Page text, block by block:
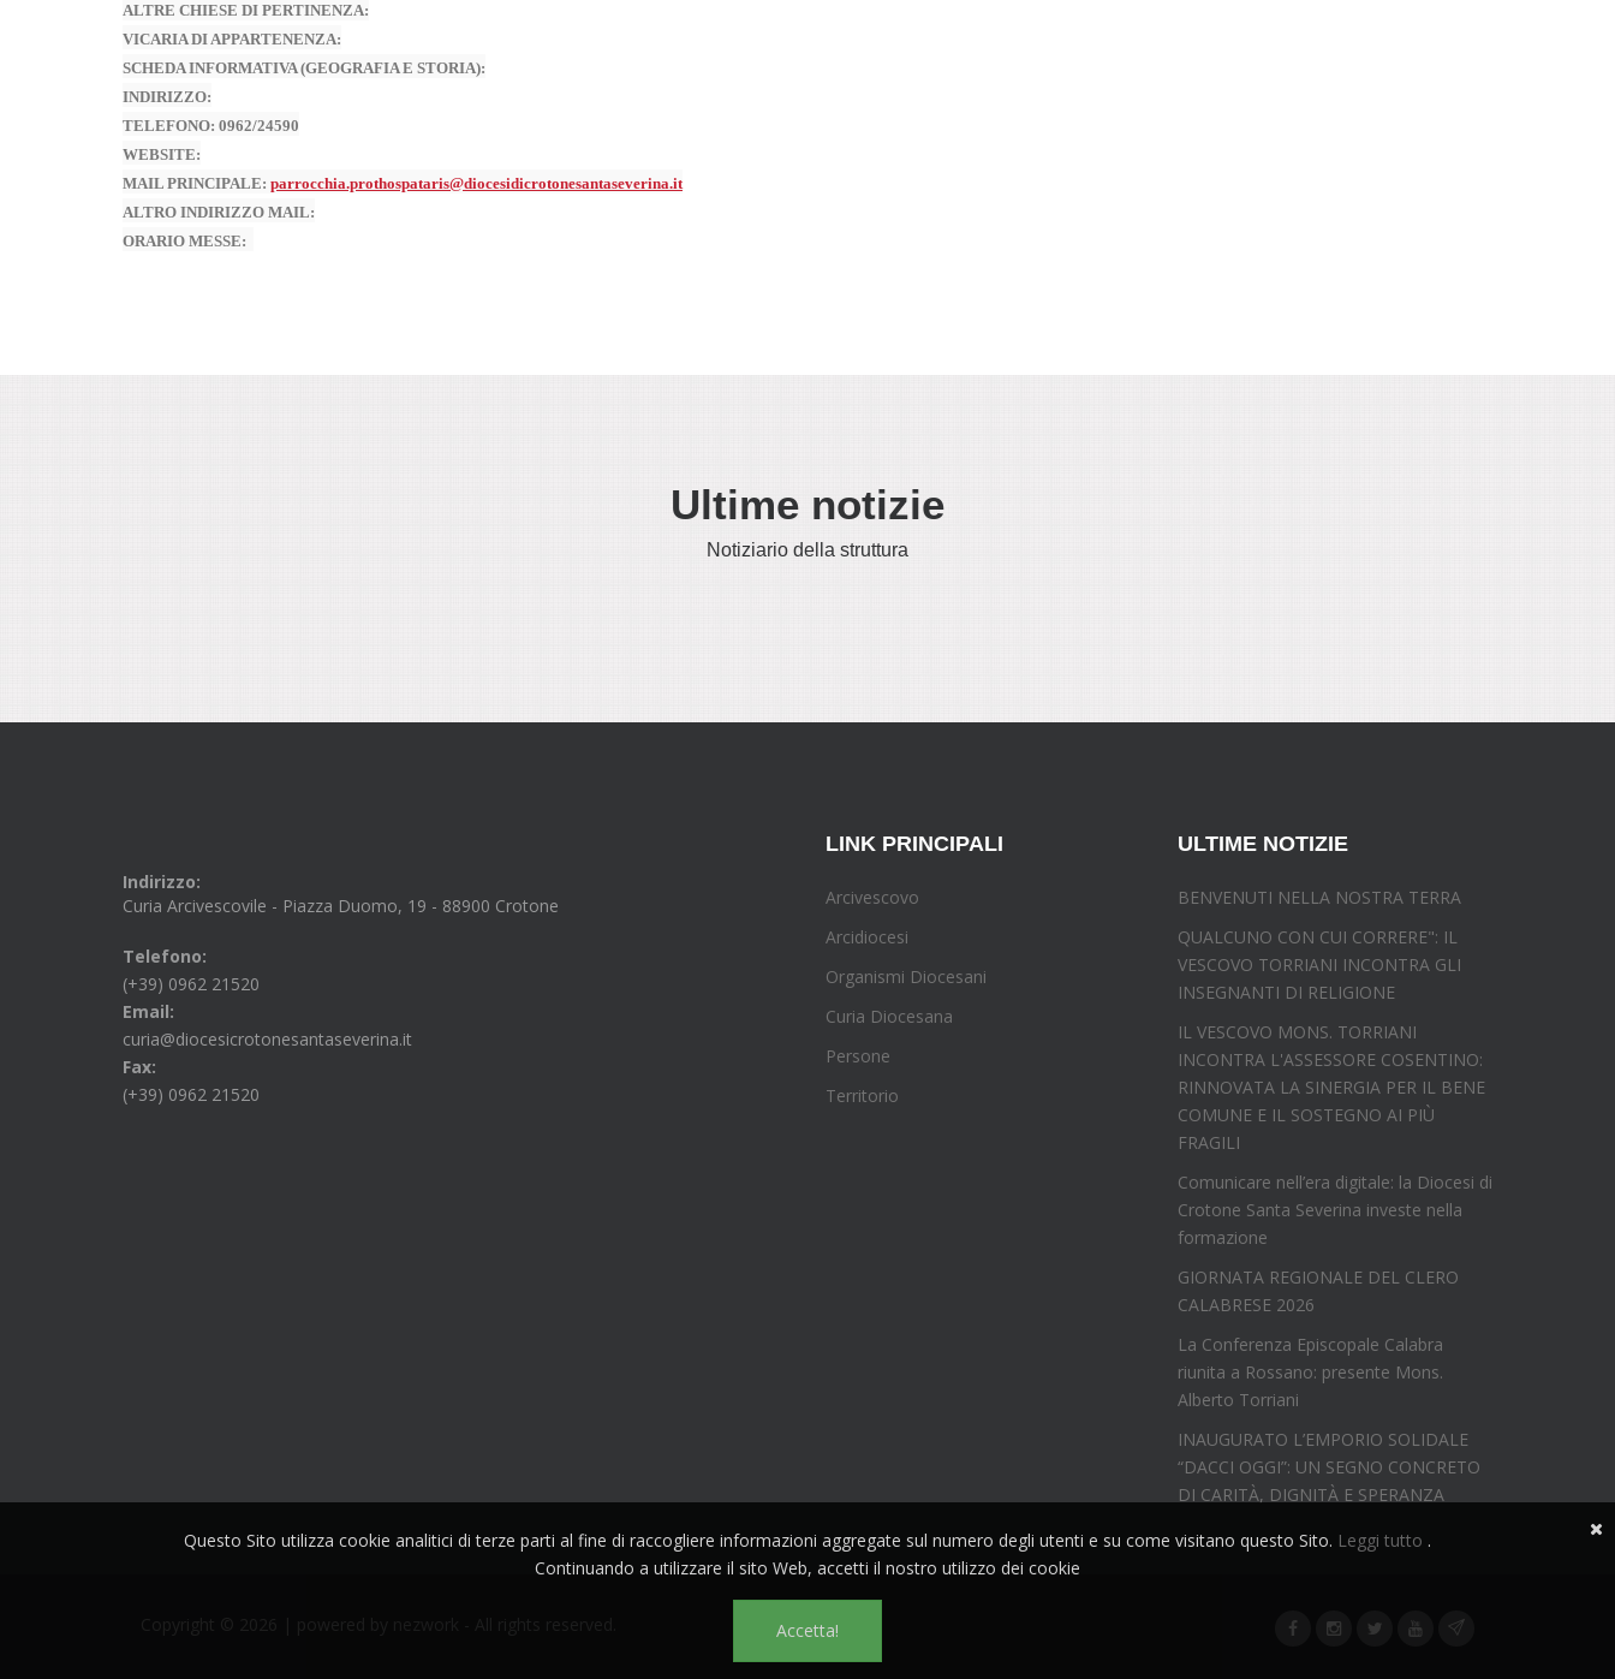
ALTRE CHIESE DI PERTINENZA:
VICARIA DI APPARTENENZA:
SCHEDA INFORMATIVA (GEOGRAFIA E STORIA):
INDIRIZZO:
TELEFONO: 0962/24590
WEBSITE:
MAIL PRINCIPALE: parrocchia.prothospataris@diocesidicrotonesantaseverina.it
ALTRO INDIRIZZO MAIL:
ORARIO MESSE:
Ultime notizie
Notiziario della struttura
Indirizzo:
Curia Arcivescovile - Piazza Duomo, 19 - 88900 Crotone
Telefono:
(+39) 0962 21520
Email:
curia@diocesicrotonesantaseverina.it
Fax:
(+39) 0962 21520
LINK PRINCIPALI
Arcivescovo
Arcidiocesi
Organismi Diocesani
Curia Diocesana
Persone
Territorio
ULTIME NOTIZIE
BENVENUTI NELLA NOSTRA TERRA
QUALCUNO CON CUI CORRERE": IL
VESCOVO TORRIANI INCONTRA GLI
INSEGNANTI DI RELIGIONE
IL VESCOVO MONS. TORRIANI
INCONTRA L'ASSESSORE COSENTINO:
RINNOVATA LA SINERGIA PER IL BENE
COMUNE E IL SOSTEGNO AI PIÙ
FRAGILI
Comunicare nell’era digitale: la Diocesi di
Crotone Santa Severina investe nella
formazione
GIORNATA REGIONALE DEL CLERO
CALABRESE 2026
La Conferenza Episcopale Calabra
riunita a Rossano: presente Mons.
Alberto Torriani
INAUGURATO L’EMPORIO SOLIDALE
“DACCI OGGI”: UN SEGNO CONCRETO
DI CARITÀ, DIGNITÀ E SPERANZA
Questo Sito utilizza cookie analitici di terze parti al fine di raccogliere informazioni aggregate sul numero degli utenti e su come visitano questo Sito. Leggi tutto .
Continuando a utilizzare il sito Web, accetti il nostro utilizzo dei cookie
Accetta!